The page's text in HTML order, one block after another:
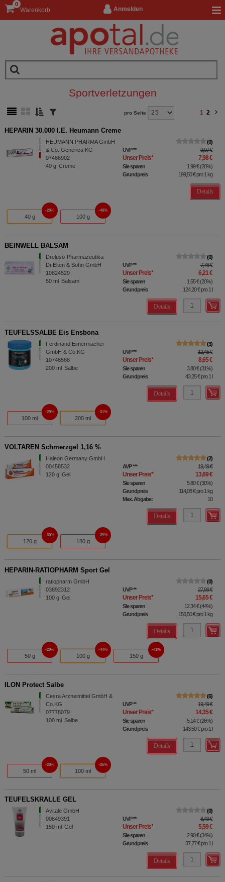
Anmelden
Warenkorb
0
Sportverletzungen
pro Seite 1 2
HEPARIN 30.000 I.E. Heumann Creme
HEUMANN PHARMA GmbH
& Co. Generica KG
07466902
40 g Creme
0
UVP** 9,97 €
Unser Preis* 7,98 €
Sie sparen 1,99 €(20%)
Grundpreis
199,50 €pro 1 kg
Details
40 g
20%
100 g
49%
BEINWELL BALSAM
Dreluso-Pharmazeutika
Dr.Elten & Sohn GmbH
10824529
50 ml Balsam
0
UVP** 7,76 €
Unser Preis* 6,21 €
Sie sparen 1,55 €(20%)
Grundpreis
124,20 €pro 1 l
Details
TEUFELSSALBE Eis Ensbona
Ferdinand Eimermacher
GmbH & Co.KG
10746568
200 ml Salbe
3
UVP** 12,45 €
Unser Preis* 8,65 €
Sie sparen 3,80 €(31%)
Grundpreis
43,25 €pro 1 l
Details
100 ml
29%
200 ml
31%
VOLTAREN Schmerzgel 1,16 %
Haleon Germany GmbH
00458532
120 g Gel
2
AVP*** 19,49 €
Unser Preis* 13,69 €
Sie sparen 5,80 €(30%)
Grundpreis
114,08 €pro 1 kg
Max. Abgabe:
10
Details
120 g
30%
180 g
39%
HEPARIN-RATIOPHARM Sport Gel
ratiopharm GmbH
03892312
100 g Gel
0
UVP** 27,99 €
Unser Preis* 15,65 €
Sie sparen 12,34 €(44%)
Grundpreis
156,50 €pro 1 kg
Details
50 g
20%
100 g
44%
150 g
41%
ILON Protect Salbe
Cesra Arzneimittel GmbH &
Co.KG
07778079
100 ml Salbe
6
UVP** 19,49 €
Unser Preis* 14,35 €
Sie sparen 5,14 €(26%)
Grundpreis
143,50 €pro 1 l
Details
50 ml
20%
100 ml
26%
TEUFELSKRALLE GEL
Avitale GmbH
00849391
150 ml Gel
0
UVP** 8,49 €
Unser Preis* 5,59 €
Sie sparen 2,90 €(34%)
Grundpreis
37,27 €pro 1 l
Details